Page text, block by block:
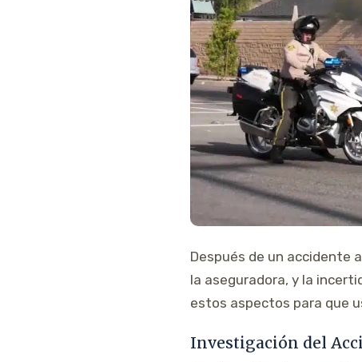
Después de un accidente
la aseguradora, y la
estos aspectos para que
Investigación del